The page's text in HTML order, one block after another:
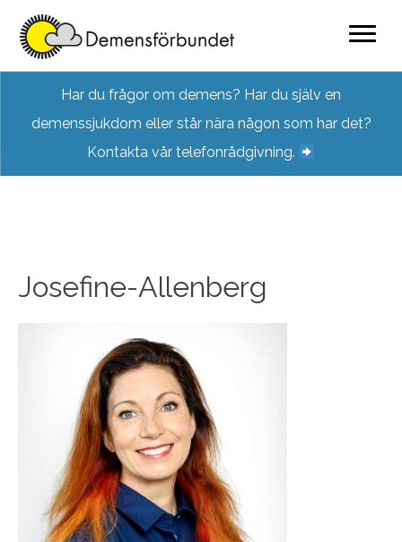
content
Har du frågor om demens? Har du själv en
demenssjukdom eller står nära någon som har det?
Kontakta vår telefonrådgivning.
Josefine-Allenberg